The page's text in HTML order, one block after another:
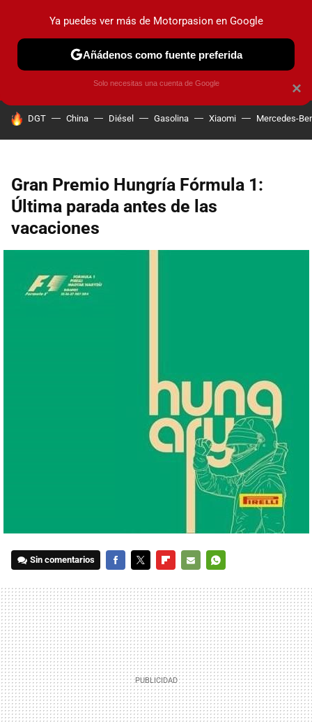
PRUEBAS COCHES ELÉCTRICOS OBSERVATORIO
HOY SE HABLA DE
DGT China Diésel Gasolina Xiaomi Mercedes-
Gran Premio Hungría Fórmula 1:
Última parada antes de las
vacaciones
Sin comentarios
MAIL
×
Ya puedes ver más de Motorpasion en Google
Añádenos como fuente preferida
Solo necesitas una cuenta de Google